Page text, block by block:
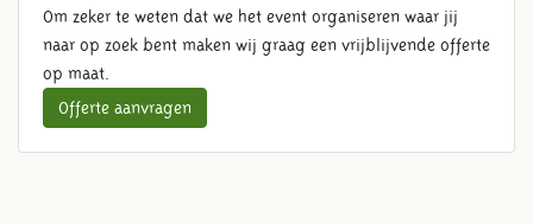
Om zeker te weten dat we het event organiseren waar jij
naar op zoek bent maken wij graag een vrijblijvende offerte
op maat.
Offerte aanvragen